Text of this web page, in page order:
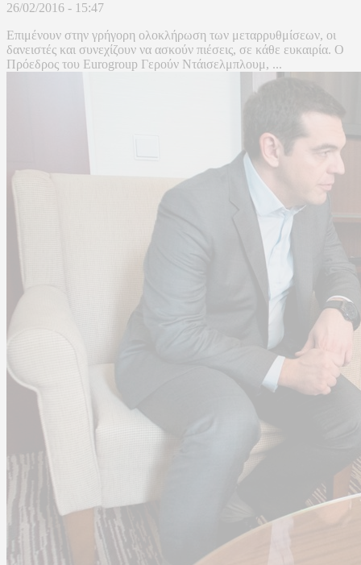
26/02/2016 - 15:47
Επιμένουν στην γρήγορη ολοκλήρωση των μεταρρυθμίσεων, οι
δανειστές και συνεχίζουν να ασκούν πιέσεις, σε κάθε ευκαιρία. Ο
Πρόεδρος του Eurogroup Γερούν Ντάισελμπλουμ, ...